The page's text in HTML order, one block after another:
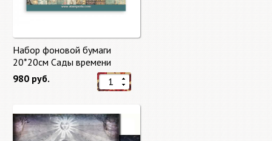
Набор фоновой бумаги
20*20см Сады времени
(Gardens of Time) 10 листов +
бонус от Stamperia
980 руб.